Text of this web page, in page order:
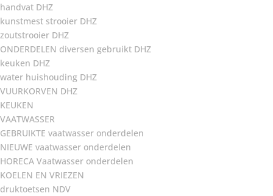
handvat DHZ
kunstmest strooier DHZ
zoutstrooier DHZ
ONDERDELEN diversen gebruikt DHZ
keuken DHZ
water huishouding DHZ
VUURKORVEN DHZ
KEUKEN
VAATWASSER
GEBRUIKTE vaatwasser onderdelen
NIEUWE vaatwasser onderdelen
HORECA Vaatwasser onderdelen
KOELEN EN VRIEZEN
druktoetsen NDV